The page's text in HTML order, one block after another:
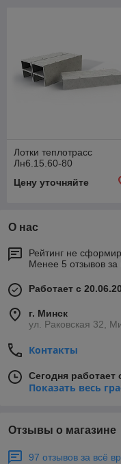
Лотки теплотрасс
Лн6.15.60-80
Цену уточняйте
О нас
Рейтинг не
Менее 5 отзывов за
Работает с
г. Минск
ул. Раковская 32,
Контакты
Сегодня работает
Показать весь
Отзывы о магазине
97 отзывов за всё